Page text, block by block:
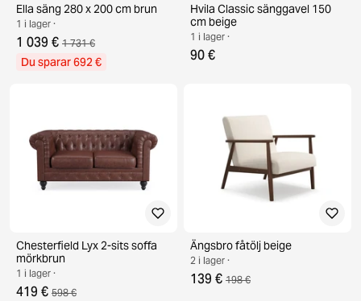
Ella säng 280 x 200 cm brun
1 i lager ·
1 039 € 1 731 €
Du sparar 692 €
Hvila Classic sänggavel 150
cm beige
1 i lager ·
90 €
Chesterfield Lyx 2-sits soffa
mörkbrun
1 i lager ·
419 € 598 €
Ängsbro fåtölj beige
2 i lager ·
139 € 198 €